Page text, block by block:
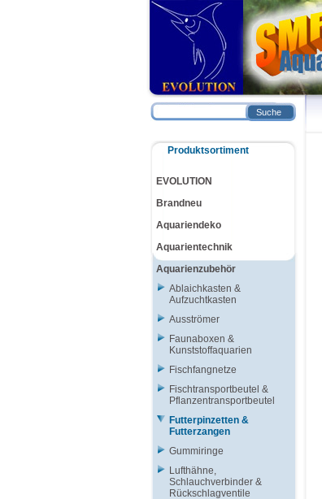
Suche
Produktsortiment
EVOLUTION
Brandneu
Aquariendeko
Aquarientechnik
Aquarienzubehör
Ablaichkasten &
Aufzuchtkasten
Ausströmer
Faunaboxen &
Kunststoffaquarien
Fischfangnetze
Fischtransportbeutel &
Pflanzentransportbeutel
Futterpinzetten &
Futterzangen
Gummiringe
Lufthähne,
Schlauchverbinder &
Rückschlagventile